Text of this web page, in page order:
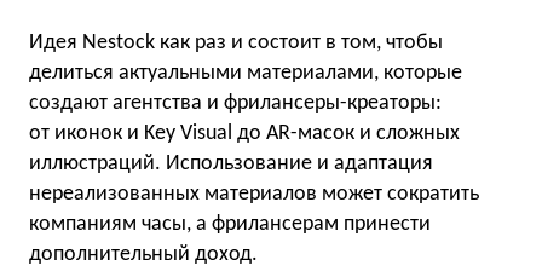
Идея Nestock как раз и состоит в том, чтобы
делиться актуальными материалами, которые
создают агентства и фрилансеры-креаторы:
от иконок и Key Visual до AR-масок и сложных
иллюстраций. Использование и адаптация
нереализованных материалов может сократить
компаниям часы, а фрилансерам принести
дополнительный доход.